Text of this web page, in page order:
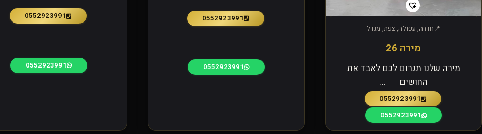
חדרה, עפולה, צפת, מגדל
מירה 26
מירה שלנו תגרום לכם לאבד את
החושים ...
0552923991
0552923991
0552923991
0552923991
0552923991
0552923991